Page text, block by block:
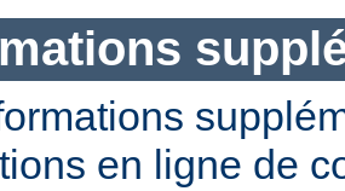
en ligne de